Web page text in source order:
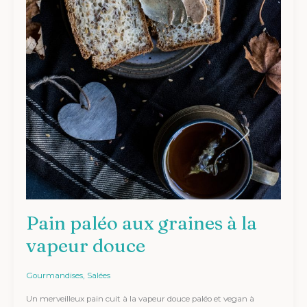
Pain paléo aux graines à la
vapeur douce
Gourmandises, Salées
Un merveilleux pain cuit à la vapeur douce paléo et vegan à